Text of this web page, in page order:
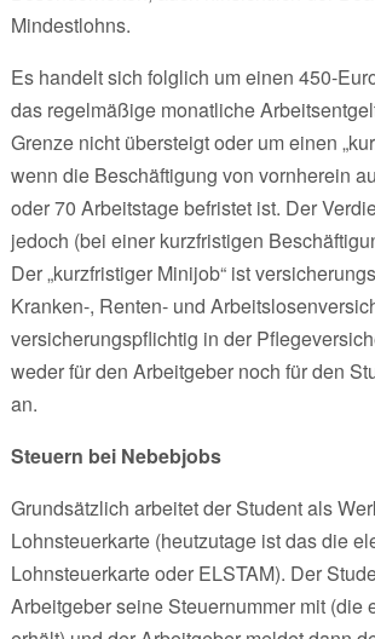
Mindestlohns.
Es handelt sich folglich um einen 450-
das regelmäßige monatliche
Grenze nicht übersteigt oder um einen
wenn die Beschäftigung von vornherein
oder 70 Arbeitstage befristet ist. Der
jedoch (bei einer kurzfristigen
Der „kurzfristiger Minijob“ ist
Kranken-, Renten- und
versicherungspflichtig in der
weder für den Arbeitgeber noch für den
an.
Steuern bei Nebebjobs
Grundsätzlich arbeitet der Student als
Lohnsteuerkarte (heutzutage ist das die
Lohnsteuerkarte oder ELSTAM). Der
Arbeitgeber seine Steuernummer mit (die